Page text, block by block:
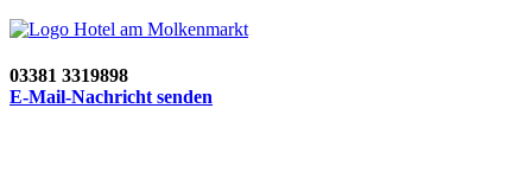
03381 3319898
E-Mail-Nachricht senden